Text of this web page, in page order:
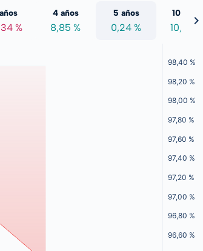
%
4 años
8,85 %
5 años
0,24 %
10 años
10,28 %